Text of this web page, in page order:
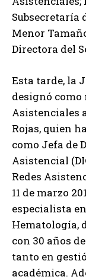
Subsecretaría
Menor
Directora del
Esta tarde, la
designó como
Asistenciales
Rojas, quien
como Jefa de
Asistencial
Redes
11 de marzo
especialista
Hematología,
con 30 años
tanto en
académica.